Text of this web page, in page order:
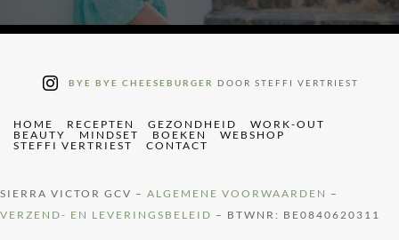
BYE BYE CHEESEBURGER DOOR STEFFI VERTRIEST
HOME RECEPTEN GEZONDHEID
WORK-OUT
BEAUTY
MINDSET BOEKEN
WEBSHOP
STEFFI VERTRIEST
CONTACT
SIERRA VICTOR GCV – ALGEMENE VOORWAARDEN –
VERZEND- EN LEVERINGSBELEID – BTWNR: BE0840620311